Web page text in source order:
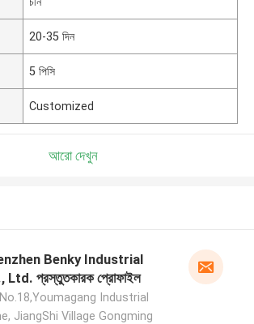
20-35 দিন
5 পিসি
Customized
আরো দেখুন
Benky Industrial
Ltd. প্রস্তুতকারক প্রোফাইল
No.18,Youmagang Industrial
JiangShi Village Gongming